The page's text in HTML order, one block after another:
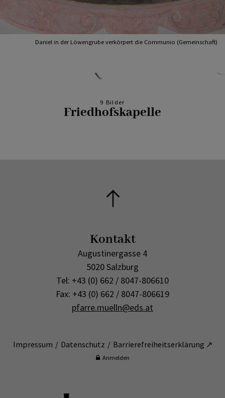
Daniel in der Löwengrube verkörpert die Communio (Gemeinschaft)
9 Bilder
Friedhofskapelle
Kontakt
Augustinergasse 4
5020 Salzburg
Tel: +43 (0) 662 / 8047-806610
Fax: +43 (0) 662 / 8047-806619
pfarre.muelln@eds.at
Impressum Datenschutz Barrierefreiheitserklärung ↗
Anmelden